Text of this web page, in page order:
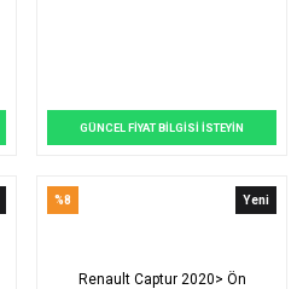
GÜNCEL FİYAT BİLGİSİ İSTEYİN
%8 Yeni
Renault Captur 2020> Ön